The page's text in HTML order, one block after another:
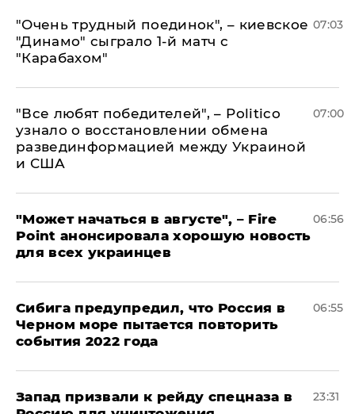
"Очень трудный поединок", – киевское
"Динамо" сыграло 1-й матч с
"Карабахом"
07:03
​"Все любят победителей", – Politico
узнало о восстановлении обмена
развединформацией между Украиной
и США
07:00
"Может начаться в августе", – Fire
Point анонсировала хорошую новость
для всех украинцев
06:56
Сибига предупредил, что Россия в
Черном море пытается повторить
события 2022 года
06:55
Запад призвали к рейду спецназа в
23:31